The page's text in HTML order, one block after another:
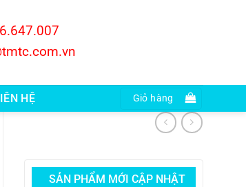
HỆ Giỏ hàng
SẢN PHẨM MỚI CẬP NHẬT